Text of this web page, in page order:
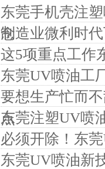
东莞手机壳注
念
制造业微利时
这5项重点工作
东莞UV喷油工
要想生产忙而
点
东莞注塑UV喷
必须开除！东
东莞UV喷油新